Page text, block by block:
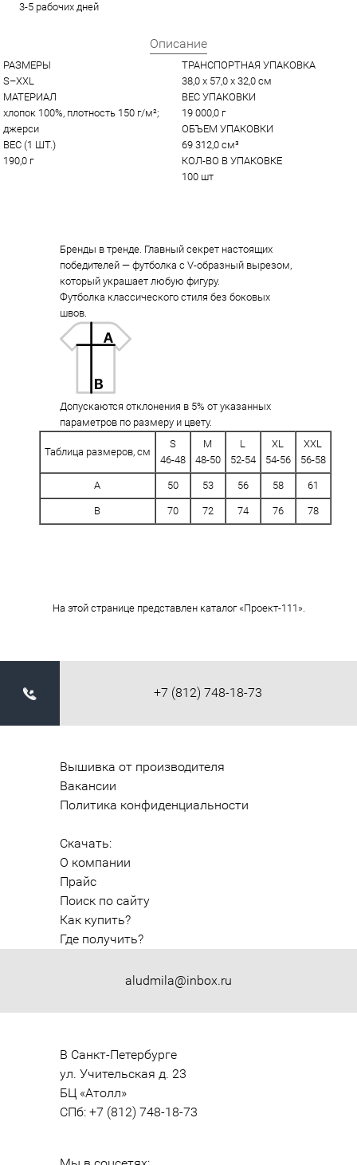
3-5 рабочих дней
Описание
РАЗМЕРЫ
S–XXL
МАТЕРИАЛ
хлопок 100%, плотность 150 г/м²;
джерси
ВЕС (1 ШТ.)
190,0 г
ТРАНСПОРТНАЯ УПАКОВКА
38,0 x 57,0 x 32,0 см
ВЕС УПАКОВКИ
19 000,0 г
ОБЪЕМ УПАКОВКИ
69 312,0 см³
КОЛ-ВО В УПАКОВКЕ
100 шт
Бренды в тренде. Главный секрет настоящих
победителей — футболка с V-образный вырезом,
который украшает любую фигуру.
Футболка классического стиля без боковых
швов.
Допускаются отклонения в 5% от указанных
параметров по размеру и цвету.
Таблица размеров, см
S
46-48
M
48-50
L
52-54
XL
54-56
XXL
56-58
A 50 53 56 58 61
B 70 72 74 76 78
На этой странице представлен каталог «Проект-111».
+7 (812) 748-18-73
aludmila@inbox.ru
Вышивка от производителя
Вакансии
Политика конфиденциальности
Скачать:
О компании
Прайс
Поиск по сайту
Как купить?
Где получить?
В Санкт-Петербурге
ул. Учительская д. 23
БЦ «Атолл»
СПб: +7 (812) 748-18-73